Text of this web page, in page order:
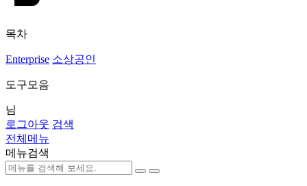
목차
Enterprise 소상공인
도구모음
님
로그아웃 검색
전체메뉴
메뉴검색